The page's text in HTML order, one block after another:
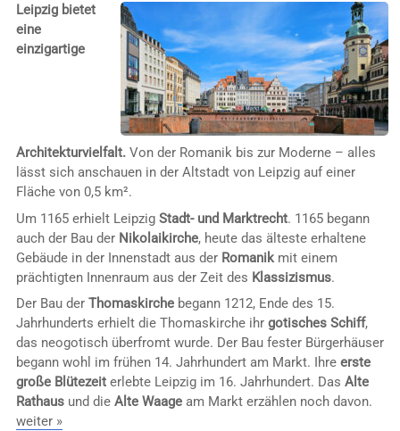
Leipzig bietet
eine
einzigartige
Architekturvielfalt.Von der Romanik bis zur Moderne – alles
lässt sich anschauen in der Altstadt von Leipzig auf einer
Fläche von 0,5 km².
Um 1165 erhielt Leipzig Stadt- und Marktrecht. 1165 begann
auch der Bau der Nikolaikirche, heute das älteste erhaltene
Gebäude in der Innenstadt aus der Romanikmit einem
prächtigten Innenraum aus der Zeit des Klassizismus.
Der Bau der Thomaskirchebegann 1212, Ende des 15.
Jahrhunderts erhielt die Thomaskirche ihr gotisches Schiff,
das neogotisch überfromt wurde. Der Bau fester Bürgerhäuser
begann wohl im frühen 14. Jahrhundert am Markt. Ihre erste
große Blütezeiterlebte Leipzig im 16. Jahrhundert. Das Alte
Rathausund die Alte Waageam Markt erzählen noch davon.
weiter »